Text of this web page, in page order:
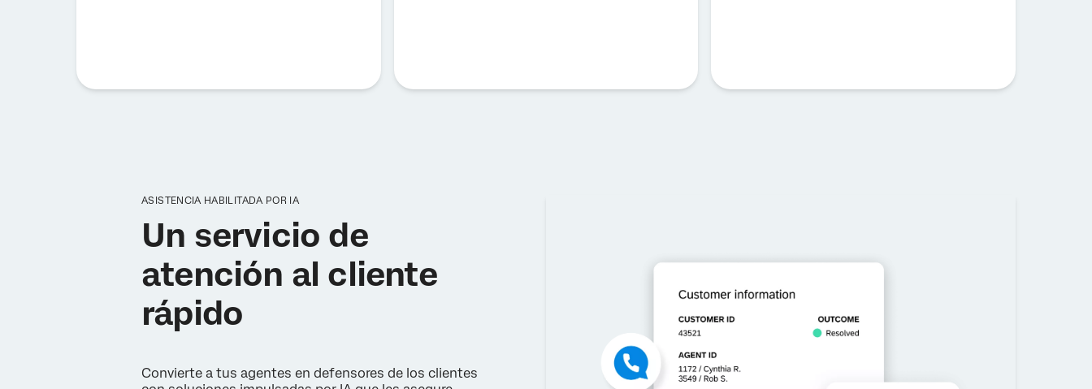
ASISTENCIA HABILITADA POR IA
Un servicio de
atención al cliente
rápido
Convierte a tus agentes en defensores de los clientes